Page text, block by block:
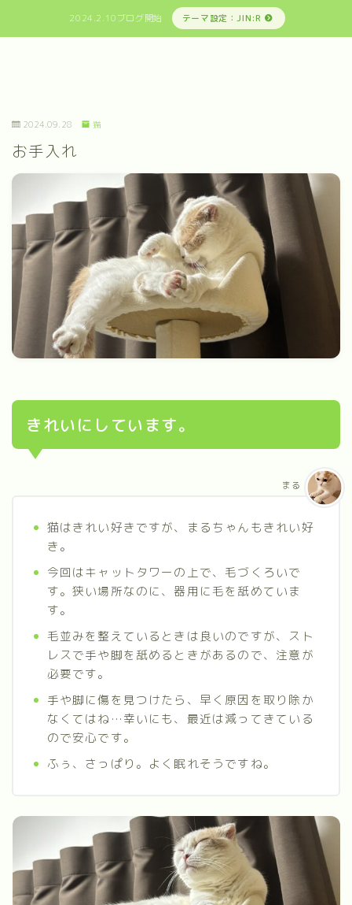
2024.2.10ブログ開始 テーマ設定：JIN:R
2024.09.28 猫
お手入れ
きれいにしています。
猫はきれい好きですが、まるちゃんもきれい好
き。
今回はキャットタワーの上で、毛づくろいで
す。狭い場所なのに、器用に毛を舐めていま
す。
毛並みを整えているときは良いのですが、スト
レスで手や脚を舐めるときがあるので、注意が
必要です。
手や脚に傷を見つけたら、早く原因を取り除か
なくてはね…幸いにも、最近は減ってきている
ので安心です。
ふぅ、さっぱり。よく眠れそうですね。
まる